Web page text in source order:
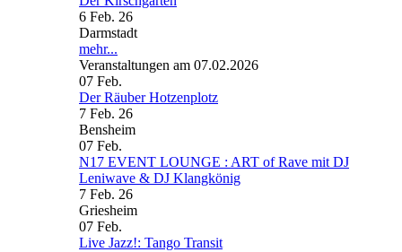
6 Feb. 26
Darmstadt
mehr...
Veranstaltungen am 07.02.2026
07 Feb.
Der Räuber Hotzenplotz
7 Feb. 26
Bensheim
07 Feb.
N17 EVENT LOUNGE : ART of Rave mit DJ
Leniwave & DJ Klangkönig
7 Feb. 26
Griesheim
07 Feb.
Live Jazz!: Tango Transit